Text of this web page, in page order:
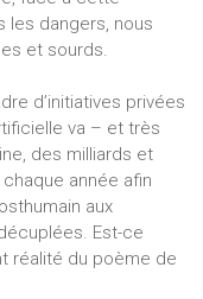
les dangers, nous
et sourds.
d’initiatives privées
va – et très
des milliards et
année afin
aux
Est-ce
réalité du poème de